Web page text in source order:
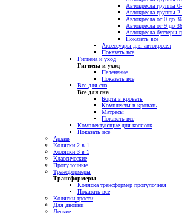
Автокресла группы
Автокресла группы
Автокресла от 0 до
Автокресла от 9 до
Автокресла-бустеры
Показать все
Аксессуары для автокресел
Показать все
Гигиена и уход
Гигиена и уход
Пеленание
Показать все
Все для сна
Все для сна
Борта в кровать
Комплекты в кровать
Матрасы
Показать все
Комплектующие для колясок
Показать все
Архив
Коляски 2 в 1
Коляски 3 в 1
Классические
Прогулочные
Трансформеры
Трансформеры
Коляска трансформер прогулочная
Показать все
Коляски-трости
Для двойни
Легкие